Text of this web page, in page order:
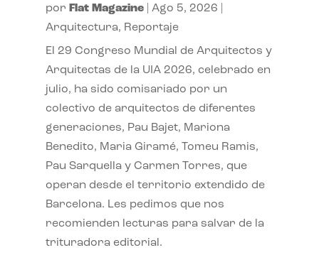
por Flat Magazine| Ago 5, 2026
Arquitectura, Reportaje
El 29 Congreso Mundial de Arquitectos y
Arquitectas de la UIA 2026, celebrado en
julio, ha sido comisariado por un
colectivo de arquitectos de diferentes
generaciones, Pau Bajet, Mariona
Benedito, Maria Giramé, Tomeu Ramis,
Pau Sarquella y Carmen Torres, que
operan desde el territorio extendido de
Barcelona. Les pedimos que nos
recomienden lecturas para salvar de la
trituradora editorial.